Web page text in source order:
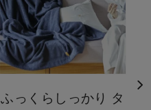
ふっくらしっかり タ